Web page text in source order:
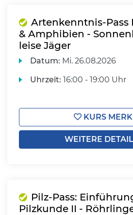
Artenkenntnis-Pass
& Amphibien -
leise Jäger
Datum: Mi. 26.08.2026
Uhrzeit: 16:00 - 19:00 Uhr
KURS
WEITERE
Pilz-Pass:
Pilzkunde II -